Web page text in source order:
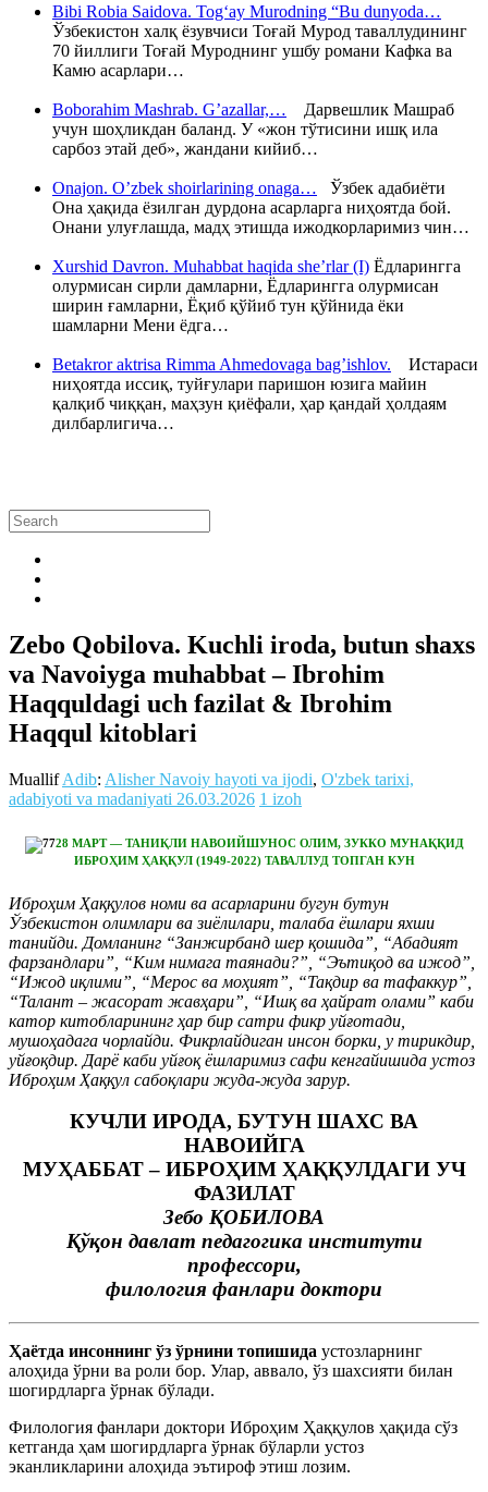
Bibi Robia Saidova. Tog‘ay Murodning “Bu dunyoda…
Ўзбекистон халқ ёзувчиси Тоғай Мурод таваллудининг
70 йиллиги Тоғай Муроднинг ушбу романи Кафка ва
Камю асарлари…
Boborahim Mashrab. G’azallar,… Дарвешлик Машраб
учун шоҳликдан баланд. У «жон тўтисини ишқ ила
сарбоз этай деб», жандани кийиб…
Onajon. O’zbek shoirlarining onaga… Ўзбек адабиёти
Она ҳақида ёзилган дурдона асарларга ниҳоятда бой.
Онани улуғлашда, мадҳ этишда ижодкорларимиз чин…
Xurshid Davron. Muhabbat haqida she’rlar (I) Ёдларингга
олурмисан сирли дамларни, Ёдларингга олурмисан
ширин ғамларни, Ёқиб қўйиб тун қўйнида ёки
шамларни Мени ёдга…
Betakror aktrisa Rimma Ahmedovaga bag’ishlov. Истараси
ниҳоятда иссиқ, туйғулари паришон юзига майин
қалқиб чиққан, маҳзун қиёфали, ҳар қандай ҳолдаям
дилбарлигича…
Zebo Qobilova. Kuchli iroda, butun shaxs
va Navoiyga muhabbat – Ibrohim
Haqquldagi uch fazilat & Ibrohim
Haqqul kitoblari
MuallifAdib: Alisher Navoiy hayoti va ijodi, O'zbek tarixi,
adabiyoti va madaniyati 26.03.2026 1 izoh
28 МАРТ — ТАНИҚЛИ НАВОИЙШУНОС ОЛИМ, ЗУККО МУНАҚҚИД
ИБРОҲИМ ҲАҚҚУЛ (1949-2022) ТАВАЛЛУД ТОПГАН КУН
Иброҳим Ҳаққулов номи ва асарларини бугун бутун
Ўзбекистон олимлари ва зиёлилари, талаба ёшлари яхши
танийди. Домланинг “Занжирбанд шер қошида”, “Абадият
фарзандлари”, “Ким нимага таянади?”, “Эътиқод ва ижод”,
“Ижод иқлими”, “Мерос ва моҳият”, “Тақдир ва тафаккур”,
“Талант – жасорат жавҳари”, “Ишқ ва ҳайрат олами” каби
катор китобларининг ҳар бир сатри фикр уйғотади,
мушоҳадага чорлайди. Фикрлайдиган инсон борки, у тирикдир,
уйғоқдир. Дарё каби уйғоқ ёшларимиз сафи кенгайишида устоз
Иброҳим Ҳаққул сабоқлари жуда-жуда зарур.
КУЧЛИ ИРОДА, БУТУН ШАХС ВА
НАВОИЙГА
МУҲАББАТ – ИБРОҲИМ ҲАҚҚУЛДАГИ УЧ
ФАЗИЛАТ
Зебо ҚОБИЛОВА
Қўқон давлат педагогика институти
профессори,
филология фанлари доктори
Ҳаётда инсоннинг ўз ўрнини топишида устозларнинг
алоҳида ўрни ва роли бор. Улар, аввало, ўз шахсияти билан
шогирдларга ўрнак бўлади.
Филология фанлари доктори Иброҳим Ҳаққулов ҳақида сўз
кетганда ҳам шогирдларга ўрнак бўларли устоз
эканликларини алоҳида эътироф этиш лозим.